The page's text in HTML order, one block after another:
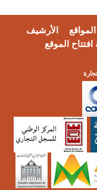
الأرشيف
افتتاح الموقع